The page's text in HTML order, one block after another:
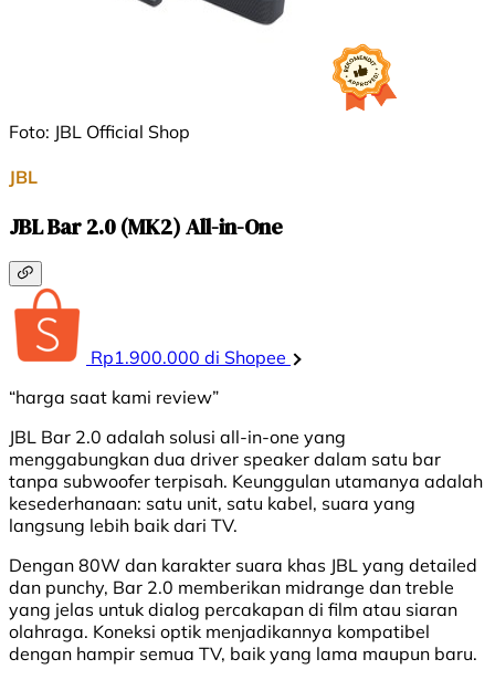
Foto: JBL Official Shop
JBL
JBL Bar 2.0 (MK2) All-in-One
Rp1.900.000 di Shopee
“harga saat kami review”
JBL Bar 2.0 adalah solusi all-in-one yang
menggabungkan dua driver speaker dalam satu bar
tanpa subwoofer terpisah. Keunggulan utamanya adalah
kesederhanaan: satu unit, satu kabel, suara yang
langsung lebih baik dari TV.
Dengan 80W dan karakter suara khas JBL yang detailed
dan punchy, Bar 2.0 memberikan midrange dan treble
yang jelas untuk dialog percakapan di film atau siaran
olahraga. Koneksi optik menjadikannya kompatibel
dengan hampir semua TV, baik yang lama maupun baru.